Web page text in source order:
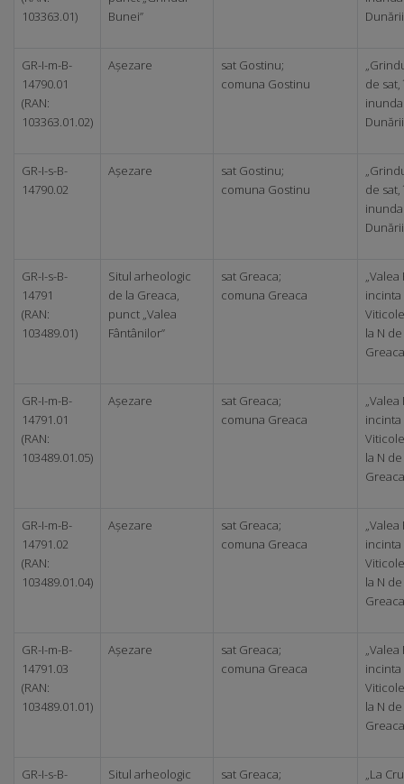
103363.01)
Bunei”
Dunării
GR-I-m-B-
14790.01
(RAN:
103363.01.02)
Așezare
sat Gostinu;
comuna Gostinu
de
Dunării
GR-I-s-B-
14790.02
Așezare
sat Gostinu;
comuna Gostinu
de
Dunării
GR-I-s-B-
14791
(RAN:
103489.01)
Situl arheologic
de la Greaca,
punct „Valea
Fântânilor”
sat Greaca;
comuna Greaca
„Valea
la N
Greaca
GR-I-m-B-
14791.01
(RAN:
103489.01.05)
Așezare
sat Greaca;
comuna Greaca
„Valea
la N
Greaca
GR-I-m-B-
14791.02
(RAN:
103489.01.04)
Așezare
sat Greaca;
comuna Greaca
„Valea
la N
Greaca
GR-I-m-B-
14791.03
(RAN:
103489.01.01)
Așezare
sat Greaca;
comuna Greaca
„Valea
la N
Greaca
GR-I-s-B-
Situl arheologic
sat Greaca;
„La